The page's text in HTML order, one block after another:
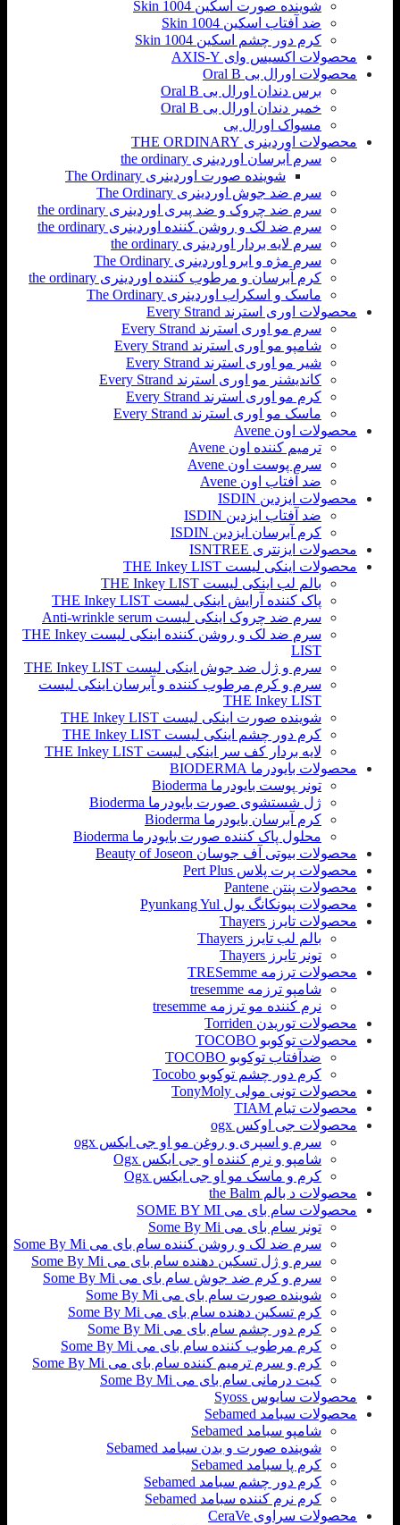
شوینده صورت اسکین Skin 1004
ضد آفتاب اسکین Skin 1004
کرم دور چشم اسکین Skin 1004
محصولات اکسیس وای AXIS-Y
محصولات اورال بی Oral B
برس دندان اورال بی Oral B
خمیر دندان اورال بی Oral B
مسواک اورال بی
محصولات اوردینری THE ORDINARY
سرم آبرسان اوردینری the ordinary
شوینده صورت اوردینری The Ordinary
سرم ضد جوش اوردینری The Ordinary
سرم ضد چروک و ضد پیری اوردینری the ordinary
سرم ضد لک و روشن کننده اوردینری the ordinary
سرم لایه بردار اوردینری the ordinary
سرم مژه و ابرو اوردینری The Ordinary
کرم آبرسان و مرطوب کننده اوردینری the ordinary
ماسک و اسکراب اوردینری The Ordinary
محصولات اوری استرند Every Strand
سرم مو اوری استرند Every Strand
شامپو مو اوری استرند Every Strand
شیر مو اوری استرند Every Strand
کاندیشنر مو اوری استرند Every Strand
کرم مو اوری استرند Every Strand
ماسک مو اوری استرند Every Strand
محصولات اون Avene
ترمیم کننده اون Avene
سرم پوست اون Avene
ضد آفتاب اون Avene
محصولات ایزدین ISDIN
ضد آفتاب ایزدین ISDIN
کرم آبرسان ایزدین ISDIN
محصولات ایزنتری ISNTREE
محصولات اینکی لیست THE Inkey LIST
بالم لب اینکی لیست THE Inkey LIST
پاک کننده آرایش اینکی لیست THE Inkey LIST
سرم ضد چروک اینکی لیست Anti-wrinkle serum
سرم ضد لک و روشن کننده اینکی لیست THE Inkey
LIST
سرم و ژل ضد جوش اینکی لیست THE Inkey LIST
سرم و کرم مرطوب کننده و آبرسان اینکی لیست
THE Inkey LIST
شوینده صورت اینکی لیست THE Inkey LIST
کرم دور چشم اینکی لیست THE Inkey LIST
لایه بردار کف سر اینکی لیست THE Inkey LIST
محصولات بایودرما BIODERMA
تونر پوست بایودرما Bioderma
ژل شستشوی صورت بایودرما Bioderma
کرم آبرسان بایودرما Bioderma
محلول پاک کننده صورت بایودرما Bioderma
محصولات بیوتی آف جوسان Beauty of Joseon
محصولات پرت پلاس Pert Plus
محصولات پنتن Pantene
محصولات پیونکانگ یول Pyunkang Yul
محصولات تایرز Thayers
بالم لب تایرز Thayers
تونر تایرز Thayers
محصولات ترزمه TRESemme
شامپو ترزمه tresemme
نرم کننده مو ترزمه tresemme
محصولات توریدن Torriden
محصولات توکوبو TOCOBO
ضدآفتاب توکوبو TOCOBO
کرم دور چشم توکوبو Tocobo
محصولات تونی مولی TonyMoly
محصولات تیام TIAM
محصولات جی اوکس ogx
سرم و اسپری و روغن مو او جی ایکس ogx
شامپو و نرم کننده او جی ایکس Ogx
کرم و ماسک مو او جی ایکس Ogx
محصولات د بالم the Balm
محصولات سام بای می SOME BY MI
تونر سام بای می Some By Mi
سرم ضد لک و روشن کننده سام بای می Some By Mi
سرم و ژل تسکین دهنده سام بای می Some By Mi
سرم و کرم ضد جوش سام بای می Some By Mi
شوینده صورت سام بای می Some By Mi
کرم تسکین دهنده سام بای می Some By Mi
کرم دور چشم سام بای می Some By Mi
کرم مرطوب کننده سام بای می Some By Mi
کرم و سرم ترمیم کننده سام بای می Some By Mi
کیت درمانی سام بای می Some By Mi
محصولات سایوس Syoss
محصولات سبامد Sebamed
شامپو سبامد Sebamed
شوینده صورت و بدن سبامد Sebamed
کرم پا سبامد Sebamed
کرم دور چشم سبامد Sebamed
کرم نرم کننده سبامد Sebamed
محصولات سراوی CeraVe